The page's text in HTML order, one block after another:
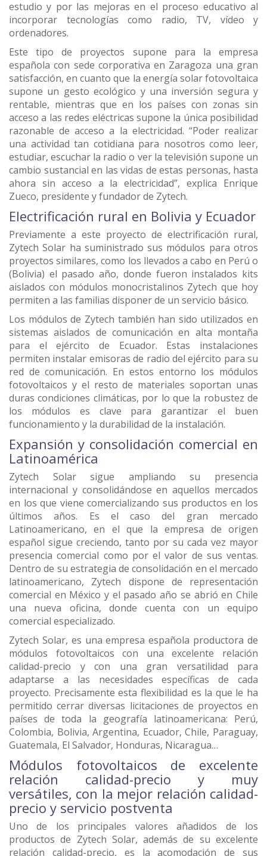
estudio y por las mejoras en el proceso educativo al
incorporar tecnologías como radio, TV, vídeo y
ordenadores.
Este tipo de proyectos supone para la empresa
española con sede corporativa en Zaragoza una gran
satisfacción, en cuanto que la energía solar fotovoltaica
supone un gesto ecológico y una inversión segura y
rentable, mientras que en los países con zonas sin
acceso a las redes eléctricas supone la única posibilidad
razonable de acceso a la electricidad. “Poder realizar
una actividad tan cotidiana para nosotros como leer,
estudiar, escuchar la radio o ver la televisión supone un
cambio sustancial en las vidas de estas personas, hasta
ahora sin acceso a la electricidad”, explica Enrique
Zueco, presidente y fundador de Zytech.
Electrificación rural en Bolivia y Ecuador
Previamente a este proyecto de electrificación rural,
Zytech Solar ha suministrado sus módulos para otros
proyectos similares, como los llevados a cabo en Perú o
(Bolivia) el pasado año, donde fueron instalados kits
aislados con módulos monocristalinos Zytech que hoy
permiten a las familias disponer de un servicio básico.
Los módulos de Zytech también han sido utilizados en
sistemas aislados de comunicación en alta montaña
para el ejército de Ecuador. Estas instalaciones
permiten instalar emisoras de radio del ejército para su
red de comunicación. En estos entorno los módulos
fotovoltaicos y el resto de materiales soportan unas
duras condiciones climáticas, por lo que la robustez de
los módulos es clave para garantizar el buen
funcionamiento y la durabilidad de la instalación.
Expansión y consolidación comercial en
Latinoamérica
Zytech Solar sigue ampliando su presencia
internacional y consolidándose en aquellos mercados
en los que viene comercializando sus productos en los
últimos años. Es el caso del gran mercado
Latinoamericano, en el que la empresa de origen
español sigue creciendo, tanto por su cada vez mayor
presencia comercial como por el valor de sus ventas.
Dentro de su estrategia de consolidación en el mercado
latinoamericano, Zytech dispone de representación
comercial en México y el pasado año se abrió en Chile
una nueva oficina, donde cuenta con un equipo
comercial especializado.
Zytech Solar, es una empresa española productora de
módulos fotovoltaicos con una excelente relación
calidad-precio y con una gran versatilidad para
adaptarse a las necesidades específicas de cada
proyecto. Precisamente esta flexibilidad es la que le ha
permitido cerrar diversas licitaciones de proyectos en
países de toda la geografía latinoamericana: Perú,
Colombia, Bolivia, Argentina, Ecuador, Chile, Paraguay,
Guatemala, El Salvador, Honduras, Nicaragua…
Módulos fotovoltaicos de excelente
relación calidad-precio y muy
versátiles, con la mejor relación calidad-
precio y servicio postventa
Uno de los principales valores añadidos de los
productos de Zytech Solar, además de su excelente
relación calidad-precio, es la acomodación de sus